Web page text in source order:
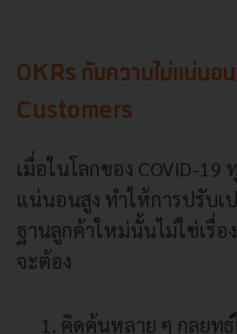
OKRs กับความไม่แน่น
Customers
เมื่อในโลกของ COVID-
แน่นอนสูง ทำให้การปรับเ
ฐานลูกค้าใหม่นั้นไม่ใช่เรื่
จะต้อง
คิดค้นหลาย ๆ กลยุท